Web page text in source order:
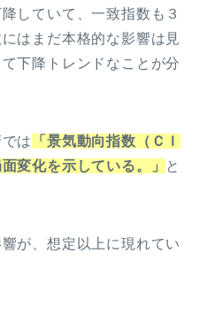
していて、一致指数も３
はまだ本格的な影響は見
下降トレンドなことが分
は
「景気動向指数（ＣＩ
変化を示している。」
と
が、想定以上に現れてい